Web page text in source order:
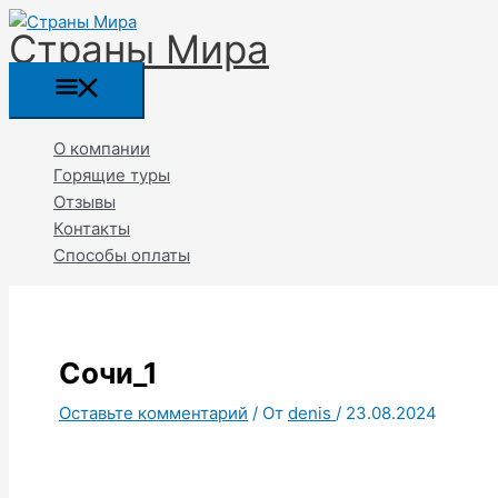
Перейти
к
содержимому
Страны Мира
Главное
меню
О компании
Горящие туры
Отзывы
Контакты
Способы оплаты
Сочи_1
Оставьте комментарий / От denis / 23.08.2024
Название*
Прокрутка
вверх